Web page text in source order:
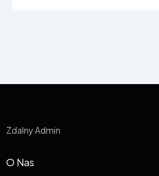
Zdalny Admin
O Nas